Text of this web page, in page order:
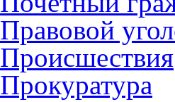
Правовой
Происшествия
Прокуратура